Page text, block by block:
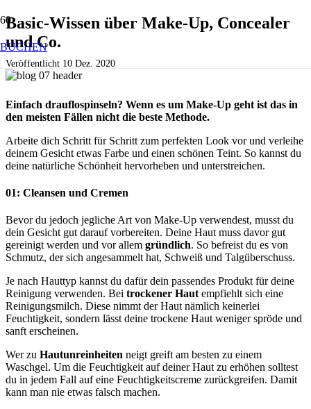
BUCHEN
Basic-Wissen über Make-Up, Concealer
und Co.
Veröffentlicht 10 Dez. 2020
Einfach drauflospinseln? Wenn es um Make-Up geht ist das in
den meisten Fällen nicht die beste Methode.
Arbeite dich Schritt für Schritt zum perfekten Look vor und verleihe
deinem Gesicht etwas Farbe und einen schönen Teint. So kannst du
deine natürliche Schönheit hervorheben und unterstreichen.
01: Cleansen und Cremen
Bevor du jedoch jegliche Art von Make-Up verwendest, musst du
dein Gesicht gut darauf vorbereiten. Deine Haut muss davor gut
gereinigt werden und vor allem gründlich. So befreist du es von
Schmutz, der sich angesammelt hat, Schweiß und Talgüberschuss.
Je nach Hauttyp kannst du dafür dein passendes Produkt für deine
Reinigung verwenden. Bei trockener Hautempfiehlt sich eine
Reinigungsmilch. Diese nimmt der Haut nämlich keinerlei
Feuchtigkeit, sondern lässt deine trockene Haut weniger spröde und
sanft erscheinen.
Wer zu Hautunreinheiten neigt greift am besten zu einem
Waschgel. Um die Feuchtigkeit auf deiner Haut zu erhöhen solltest
du in jedem Fall auf eine Feuchtigkeitscreme zurückgreifen. Damit
kann man nie etwas falsch machen.